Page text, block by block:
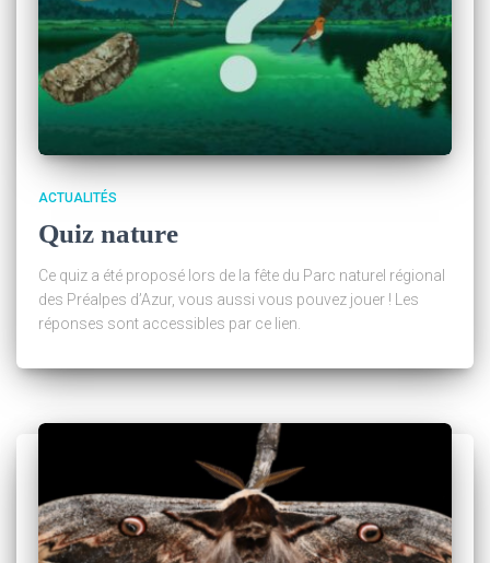
ACTUALITÉS
Quiz nature
Ce quiz a été proposé lors de la fête du Parc naturel régional
des Préalpes d’Azur, vous aussi vous pouvez jouer ! Les
réponses sont accessibles par ce lien.